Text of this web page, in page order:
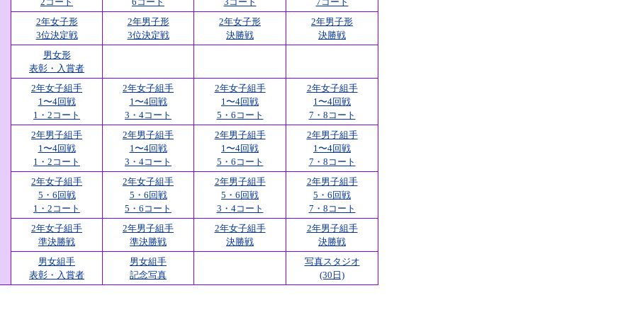
2年女子形
3位決定戦
2年男子形
3位決定戦
2年女子形
決勝戦
2年男子形
決勝戦
男女形
表彰・入賞者
2年女子組手
1〜4回戦
1・2コート
2年女子組手
1〜4回戦
3・4コート
2年女子組手
1〜4回戦
5・6コート
2年女子組手
1〜4回戦
7・8コート
2年男子組手
1〜4回戦
1・2コート
2年男子組手
1〜4回戦
3・4コート
2年男子組手
1〜4回戦
5・6コート
2年男子組手
1〜4回戦
7・8コート
2年女子組手
5・6回戦
1・2コート
2年女子組手
5・6回戦
5・6コート
2年男子組手
5・6回戦
3・4コート
2年男子組手
5・6回戦
7・8コート
2年女子組手
準決勝戦
2年男子組手
準決勝戦
2年女子組手
決勝戦
2年男子組手
決勝戦
男女組手
表彰・入賞者
男女組手
記念写真
写真スタジオ
(30日)